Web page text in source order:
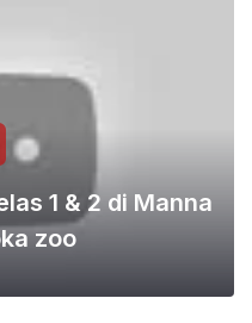
1 & 2 di Manna
zoo